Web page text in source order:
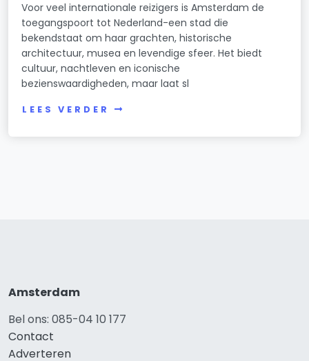
Voor veel internationale reizigers is Amsterdam de
toegangspoort tot Nederland-een stad die
bekendstaat om haar grachten, historische
architectuur, musea en levendige sfeer. Het biedt
cultuur, nachtleven en iconische
bezienswaardigheden, maar laat sl
LEES VERDER
Amsterdam
Bel ons: 085-04 10 177
Contact
Adverteren